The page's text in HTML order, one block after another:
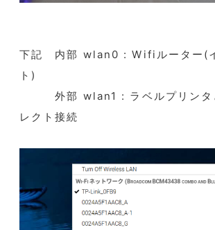
下記 内部 wlan0 : Wifiルーター(
ト)
外部 wlan1 : ラベルプリンタ
レクト接続